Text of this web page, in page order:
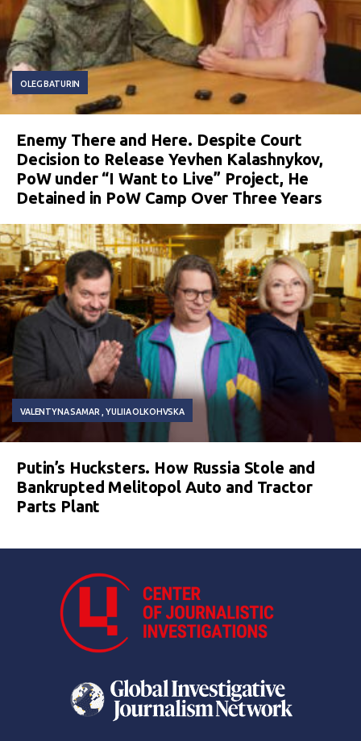
OLEG BATURIN
Enemy There and Here. Despite Court
Decision to Release Yevhen Kalashnykov,
PoW under “I Want to Live” Project, He
Detained in PoW Camp Over Three Years
VALENTYNA SAMAR YULIIA OLKOHVSKA
Putin’s Hucksters. How Russia Stole and
Bankrupted Melitopol Auto and Tractor
Parts Plant